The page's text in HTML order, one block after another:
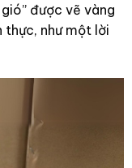
được vẽ vàng
thực, như một lời